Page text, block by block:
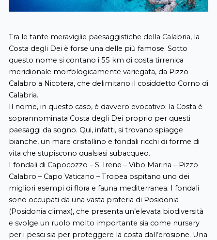
Tra le tante meraviglie paesaggistiche della Calabria, la
Costa degli Dei è forse una delle più famose. Sotto
questo nome si contano i 55 km di costa tirrenica
meridionale morfologicamente variegata, da Pizzo
Calabro a Nicotera, che delimitano il cosiddetto Corno di
Calabria.
Il nome, in questo caso, è davvero evocativo: la Costa è
soprannominata Costa degli Dei proprio per questi
paesaggi da sogno. Qui, infatti, si trovano spiagge
bianche, un mare cristallino e fondali ricchi di forme di
vita che stupiscono qualsiasi subacqueo.
I fondali di Capocozzo – S. Irene – Vibo Marina – Pizzo
Calabro – Capo Vaticano – Tropea ospitano uno dei
migliori esempi di flora e fauna mediterranea. I fondali
sono occupati da una vasta prateria di Posidonia
(Posidonia climax), che presenta un’elevata biodiversità
e svolge un ruolo molto importante sia come nursery
per i pesci sia per proteggere la costa dall’erosione. Una